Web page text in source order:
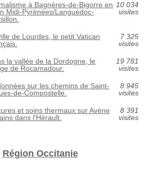
à Bagnères-de-Bigorre en
Midi-Pyrénées/Languedoc-
10 034
visites
de Lourdes, le petit Vatican
7 325
visites
la vallée de la Dordogne, le
de Rocamadour.
19 781
visites
sur les chemins de Saint-
de-Compostelle.
8 945
visites
et soins thermaux sur Avène
dans l'Hérault.
8 391
visites
Région Occitanie